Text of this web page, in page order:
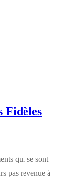
Fidèles
qui se sont
pas revenue à